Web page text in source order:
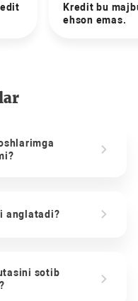
Kredit bu
ehson emas.
anglatadi?
sotib